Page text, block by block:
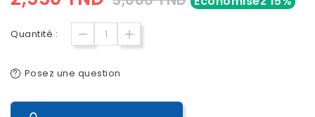
Quantité :
Posez une question